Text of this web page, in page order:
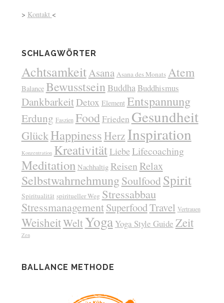
> Kontakt <
SCHLAGWÖRTER
AchtsamkeitAsana Asana des Monats Atem
Balance Bewusstsein Buddha Buddhismus
DankbarkeitDetox Element Entspannung
Erdung Faszien Food Frieden Gesundheit
GlückHappiness Herz Inspiration
Konzentration KreativitätLiebeLifecoaching
Meditation Nachhaltig ReisenRelax
SelbstwahrnehmungSoulfood Spirit
Spiritualität spiritueller Weg Stressabbau
StressmanagementSuperfoodTravel Vertrauen
WeisheitWeltYoga Yoga Style Guide Zeit
Zen
BALLANCE METHODE